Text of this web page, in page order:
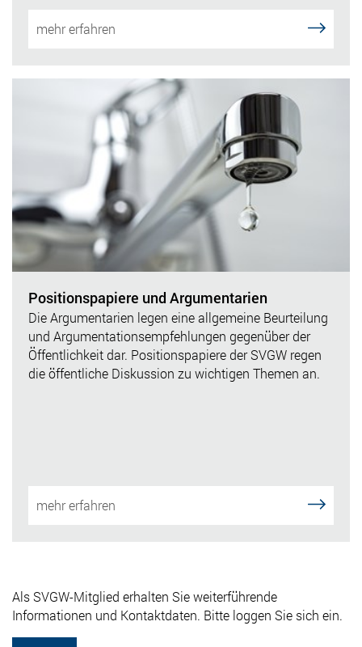
mehr erfahren
Positionspapiere und Argumentarien
Die Argumentarien legen eine allgemeine Beurteilung
und Argumentationsempfehlungen gegenüber der
Öffentlichkeit dar. Positionspapiere der SVGW regen
die öffentliche Diskussion zu wichtigen Themen an.
mehr erfahren
Als SVGW-Mitglied erhalten Sie weiterführende
Informationen und Kontaktdaten. Bitte loggen Sie sich ein.